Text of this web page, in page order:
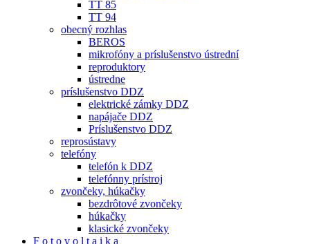
TT 85
TT 94
obecný rozhlas
BEROS
mikrofóny a príslušenstvo ústrední
reproduktory
ústredne
príslušenstvo DDZ
elektrické zámky DDZ
napájače DDZ
Príslušenstvo DDZ
reprosústavy
telefóny
telefón k DDZ
telefónny prístroj
zvončeky, húkačky
bezdrôtové zvončeky
húkačky
klasické zvončeky
F o t o v o l t a i k a